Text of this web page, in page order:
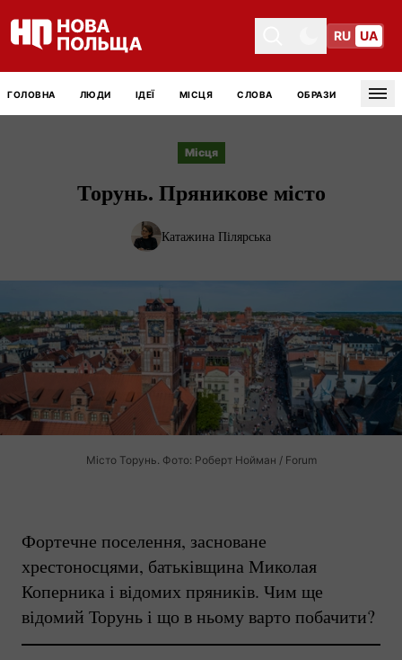
Toggle themeToggle theme
RU UA
ГОЛОВНА ЛЮДИ ІДЕЇ МІСЦЯ СЛОВА ОБРАЗИ
Місця
Торунь. Пряникове місто
Катажина Пілярська
Місто Торунь. Фото: Роберт Нойман / Forum
Фортечне поселення, засноване
хрестоносцями, батьківщина Миколая
Коперника і відомих пряників. Чим ще
відомий Торунь і що в ньому варто побачити?